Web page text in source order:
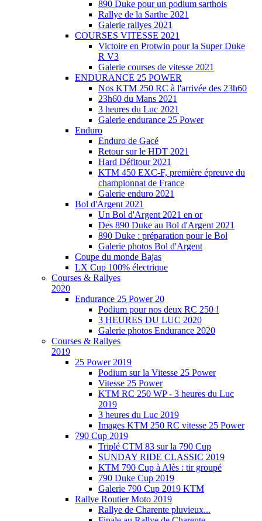
890 Duke pour un podium sarthois
Rallye de la Sarthe 2021
Galerie rallyes 2021
COURSES VITESSE 2021
Victoire en Protwin pour la Super Duke
R V3
Galerie courses de vitesse 2021
ENDURANCE 25 POWER
Nos KTM 250 RC à l'arrivée des 23h60
23h60 du Mans 2021
3 heures du Luc 2021
Galerie endurance 25 Power
Enduro
Enduro de Gacé
Retour sur le HDT 2021
Hard Défitour 2021
KTM 450 EXC-F, première épreuve du
championnat de France
Galerie enduro 2021
Bol d'Argent 2021
Un Bol d'Argent 2021 en or
Des 890 Duke au Bol d'Argent 2021
890 Duke : préparation pour le Bol
Galerie photos Bol d'Argent
Coupe du monde Bajas
LX Cup 100% électrique
Courses & Rallyes
2020
Endurance 25 Power 20
Podium pour nos deux RC 250 !
3 HEURES DU LUC 2020
Galerie photos Endurance 2020
Courses & Rallyes
2019
25 Power 2019
Podium sur la Vitesse 25 Power
Vitesse 25 Power
KTM RC 250 WP - 3 heures du Luc
2019
3 heures du Luc 2019
Images KTM 250 RC vitesse 25 Power
790 Cup 2019
Triplé CTM 83 sur la 790 Cup
SUNDAY RIDE CLASSIC 2019
KTM 790 Cup à Alès : tir groupé
790 Duke Cup 2019
Galerie 790 Cup 2019 KTM
Rallye Routier Moto 2019
Rallye de Charente pluvieux...